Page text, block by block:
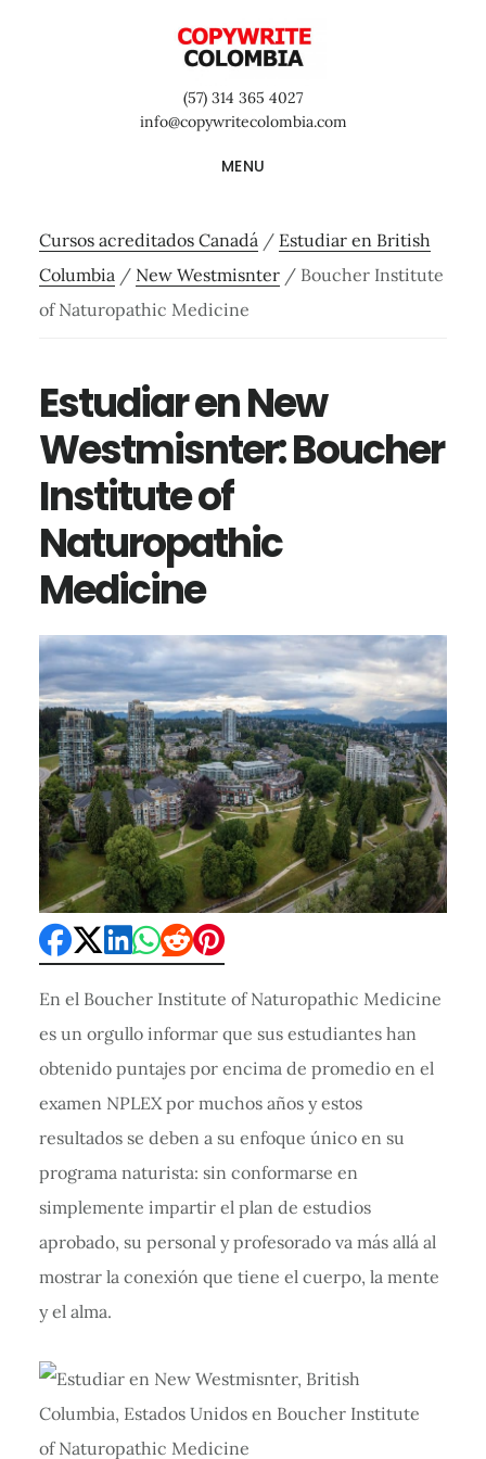
(57) 314 365 4027
info@copywritecolombia.com
MENU
Cursos acreditados Canadá / Estudiar en British
Columbia / New Westmisnter /Boucher Institute
of Naturopathic Medicine
Estudiar en New
Westmisnter: Boucher
Institute of
Naturopathic
Medicine
En el Boucher Institute of Naturopathic Medicine
es un orgullo informar que sus estudiantes han
obtenido puntajes por encima de promedio en el
examen NPLEX por muchos años y estos
resultados se deben a su enfoque único en su
programa naturista: sin conformarse en
simplemente impartir el plan de estudios
aprobado, su personal y profesorado va más allá al
mostrar la conexión que tiene el cuerpo, la mente
y el alma.